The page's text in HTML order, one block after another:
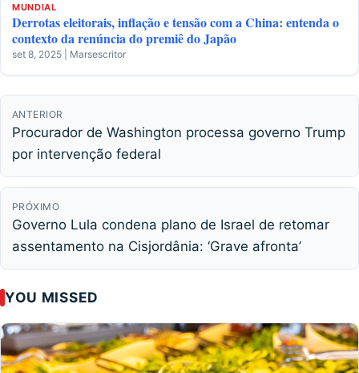
MUNDIAL
Derrotas eleitorais, inflação e tensão com a China: entenda o
contexto da renúncia do premiê do Japão
set 8, 2025 | Marsescritor
ANTERIOR
Procurador de Washington processa governo Trump
por intervenção federal
PRÓXIMO
Governo Lula condena plano de Israel de retomar
assentamento na Cisjordânia: ‘Grave afronta’
YOU MISSED